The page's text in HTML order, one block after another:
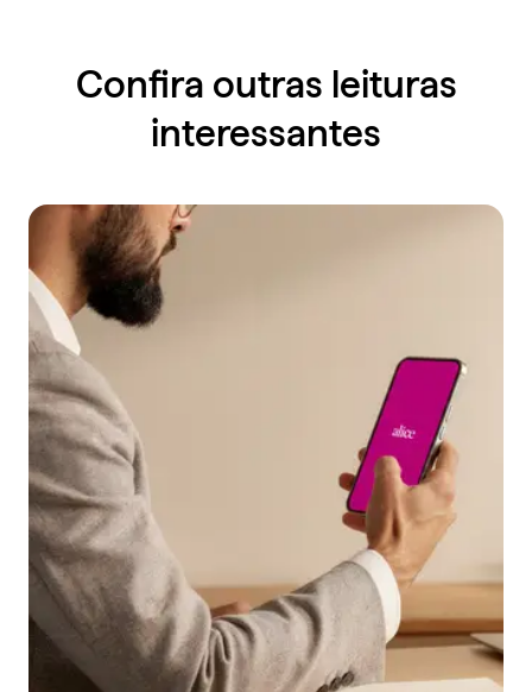
Confira outras leituras
interessantes